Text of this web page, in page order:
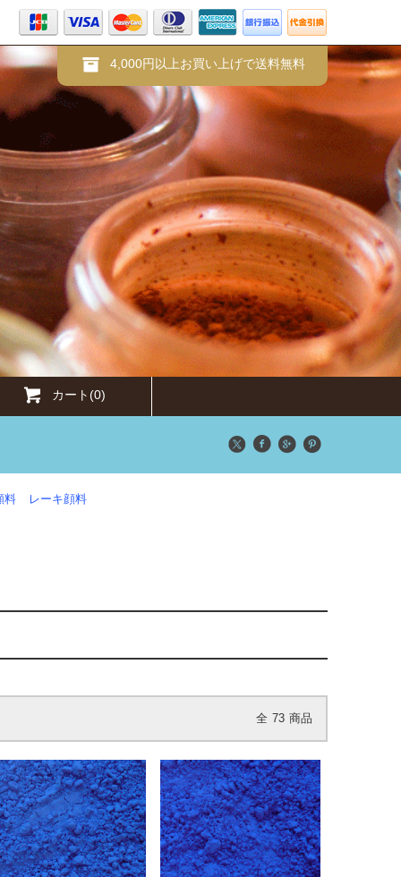
4,000円以上お買い上げで送料無料
カート(0)
料 レーキ顔料
全 73 商品